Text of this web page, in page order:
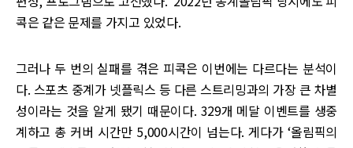
콕은 같은 문제를 가지고 있었다.
그러나 두 번의 실패를 겪은 피콕은 이번에는 다르다는 분석이
다. 스포츠 중계가 넷플릭스 등 다른 스트리밍과의 가장 큰 차별
성이라는 것을 알게 됐기 때문이다. 329개 메달 이벤트를 생중
계하고 총 커버 시간만 5,000시간이 넘는다. 게다가 ‘올림픽의